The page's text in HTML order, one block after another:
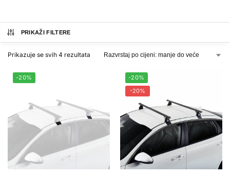
PRIKAŽI FILTERE
Prikazuje se svih 4 rezultata
-20%
-20%
-20%